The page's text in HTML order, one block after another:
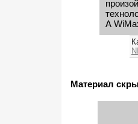
А
Материал